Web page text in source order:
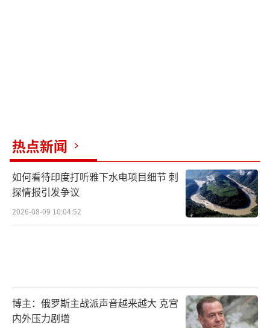
热点新闻
如何看待印度打听雅下水电项目细节 刺
探情报引发争议
2026-08-09 10:04:52
博主：俄罗斯主战派声音越来越大 克宫
内外压力剧增